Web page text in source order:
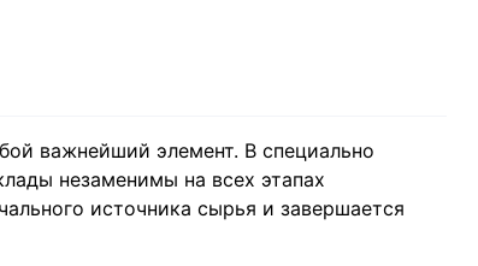
важнейший элемент. В специально
незаменимы на всех этапах
источника сырья и завершается